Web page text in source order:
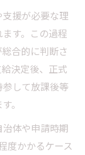
援が必要な理
す。この過程
合的に判断さ
決定後、正式
して放課後等
。
体や申請時期
度かかるケース